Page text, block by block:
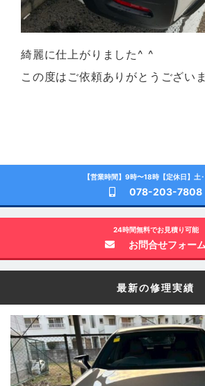
綺麗に仕上がりました^ ^
この度はご依頼ありがとうござい
【営業時間】9時〜18時【定休日】土
078-203-7808
24時間無料でお見積り可能
お問合せフォーム
最新の修理実績